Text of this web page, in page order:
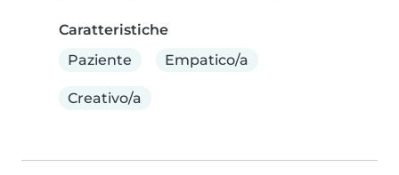
Caratteristiche
Paziente
Empatico/a
Creativo/a